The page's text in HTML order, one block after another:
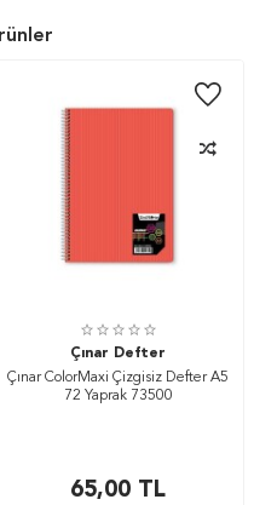
Çınar Defter
Çınar ColorMaxi Çizgisiz Defter A5
72 Yaprak 73500
65,00 TL